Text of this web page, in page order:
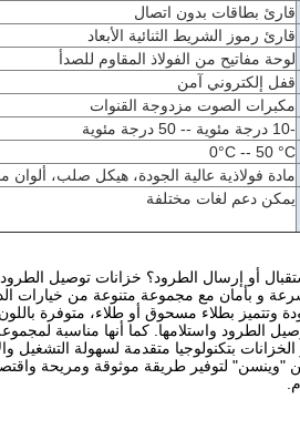
قارئ بطاقات بدون اتصال
قارئ رموز الشريط الثنائية الأبعاد
لوحة مفاتيح من الفولاذ المقاوم للصدأ
قفل إلكتروني آمن
مكبرات الصوت مزدوجة القنوات
-10 درجة مئوية -- 50 درجة مئوية
0°C -- 50 °C
مادة فولاذية عالية الجودة، هيكل صلب، ألوان
يمكن دعم لغات مختلفة
وتتميز بطلاء مسحوق أو طلاء، متوفرة باللون
الطرود واستلامها. كما أنها مناسبة
الخزانات بتكنولوجيا متقدمة لسهولة التشغيل
لتوفير طريقة موثوقة ومريحة